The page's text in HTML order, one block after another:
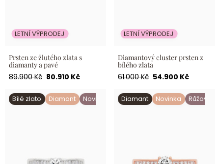
LETNÍ VÝPRODEJ
Prsten ze žlutého zlata s
diamanty a pavé
Běžná
89.900 Kč Akční
80.910 Kč
LETNÍ VÝPRODEJ
Diamantový cluster prsten z
bílého zlata
Běžná
61.000 Kč Akční
54.900 Kč
Bílé zlato Diamant Novinka
Elegantní solitérní prsten s
bagetovými diamanty
Diamant Novinka Růžové
Nadčasový zásnubní
diamantový prsten z